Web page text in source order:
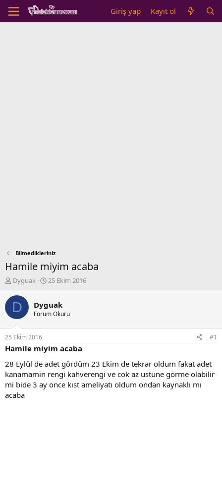
Giriş yap Kayıt ol
Bilmedikleriniz
Hamile miyim acaba
K
n
y
u
b
a
ş
l
a
t
a
Dyguak
B
l
a
ı
ç
a
r
25 Ekim 2016
D Dyguak
Forum Okuru
25 Ekim 2016 #1
Hamile miyim acaba
28 Eylül de adet gördüm 23 Ekim de tekrar oldum fakat adet
kanamamin rengi kahverengi ve cok az ustune görme olabilir
mi bide 3 ay once kıst ameliyatı oldum ondan kaynaklı mı
acaba